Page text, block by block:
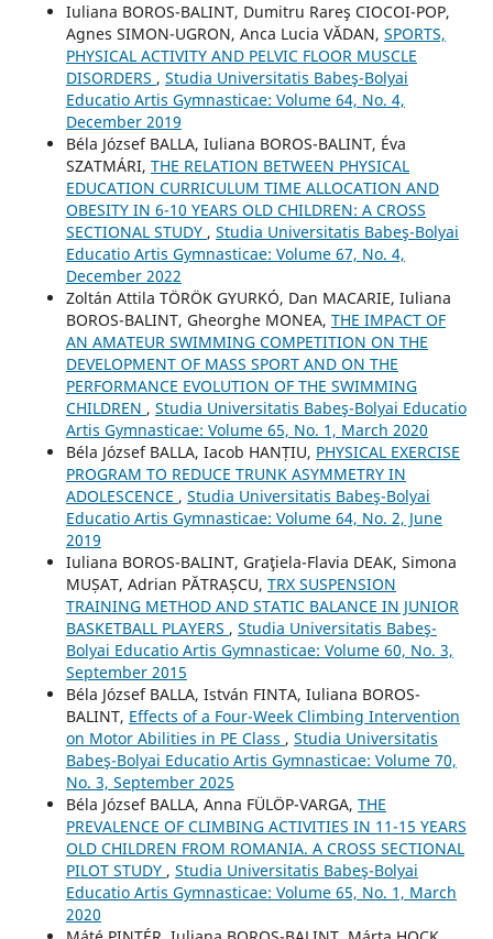
Iuliana BOROS-BALINT, Dumitru Rareş CIOCOI-POP,
Agnes SIMON-UGRON, Anca Lucia VĂDAN, SPORTS,
PHYSICAL ACTIVITY AND PELVIC FLOOR MUSCLE
DISORDERS , Studia Universitatis Babeş-Bolyai
Educatio Artis Gymnasticae: Volume 64, No. 4,
December 2019
Béla József BALLA, Iuliana BOROS-BALINT, Éva
SZATMÁRI, THE RELATION BETWEEN PHYSICAL
EDUCATION CURRICULUM TIME ALLOCATION AND
OBESITY IN 6-10 YEARS OLD CHILDREN: A CROSS
SECTIONAL STUDY , Studia Universitatis Babeş-Bolyai
Educatio Artis Gymnasticae: Volume 67, No. 4,
December 2022
Zoltán Attila TÖRÖK GYURKÓ, Dan MACARIE, Iuliana
BOROS-BALINT, Gheorghe MONEA, THE IMPACT OF
AN AMATEUR SWIMMING COMPETITION ON THE
DEVELOPMENT OF MASS SPORT AND ON THE
PERFORMANCE EVOLUTION OF THE SWIMMING
CHILDREN , Studia Universitatis Babeş-Bolyai Educatio
Artis Gymnasticae: Volume 65, No. 1, March 2020
Béla József BALLA, Iacob HANȚIU, PHYSICAL EXERCISE
PROGRAM TO REDUCE TRUNK ASYMMETRY IN
ADOLESCENCE , Studia Universitatis Babeş-Bolyai
Educatio Artis Gymnasticae: Volume 64, No. 2, June
2019
Iuliana BOROS-BALINT, Graţiela-Flavia DEAK, Simona
MUȘAT, Adrian PĂTRAȘCU, TRX SUSPENSION
TRAINING METHOD AND STATIC BALANCE IN JUNIOR
BASKETBALL PLAYERS , Studia Universitatis Babeş-
Bolyai Educatio Artis Gymnasticae: Volume 60, No. 3,
September 2015
Béla József BALLA, István FINTA, Iuliana BOROS-
BALINT, Effects of a Four-Week Climbing Intervention
on Motor Abilities in PE Class , Studia Universitatis
Babeş-Bolyai Educatio Artis Gymnasticae: Volume 70,
No. 3, September 2025
Béla József BALLA, Anna FÜLÖP-VARGA, THE
PREVALENCE OF CLIMBING ACTIVITIES IN 11-15 YEARS
OLD CHILDREN FROM ROMANIA. A CROSS SECTIONAL
PILOT STUDY , Studia Universitatis Babeş-Bolyai
Educatio Artis Gymnasticae: Volume 65, No. 1, March
2020